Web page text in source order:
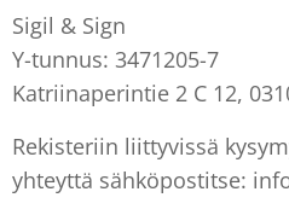
Sigil & Sign
Y-tunnus: 3471205-7
Katriinaperintie 2 C 12,
Rekisteriin liittyvissä
yhteyttä sähköpostitse: